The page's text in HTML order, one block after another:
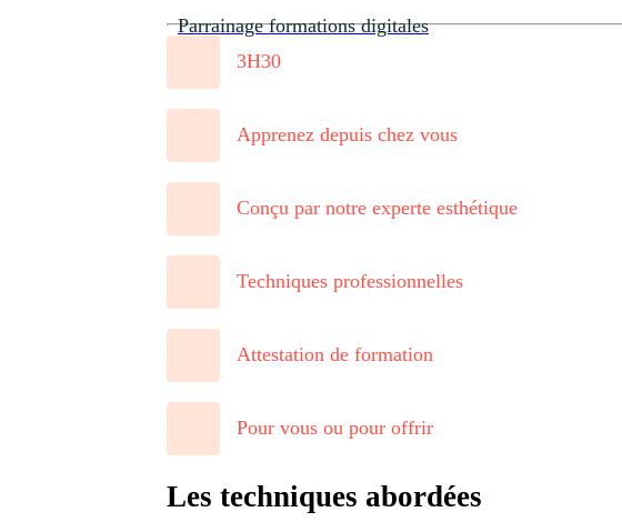
Parrainage formations digitales
3H30
Apprenez depuis chez vous
Conçu par notre experte esthétique
Techniques professionnelles
Attestation de formation
Pour vous ou pour offrir
Les techniques abordées